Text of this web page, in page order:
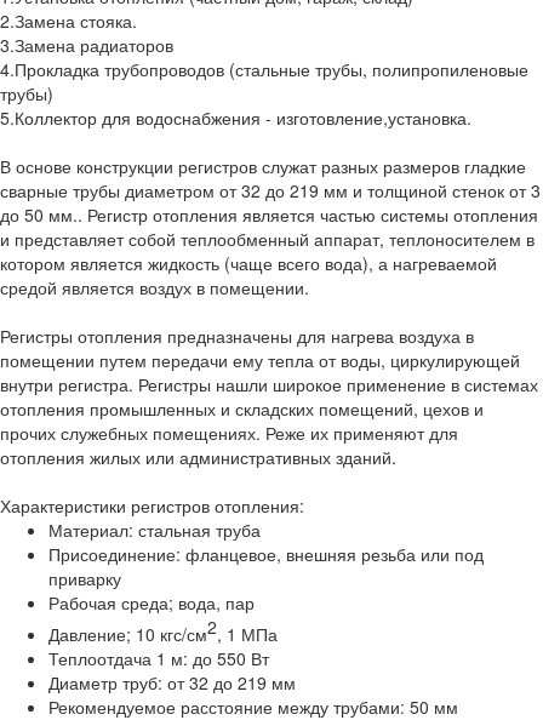
2.Замена стояка.
3.Замена радиаторов
4.Прокладка трубопроводов (стальные трубы, полипропиленовые
трубы)
5.Коллектор для водоснабжения - изготовление,установка.
В основе конструкции регистров служат разных размеров гладкие
сварные трубы диаметром от 32 до 219 мм и толщиной стенок от 3
до 50 мм.. Регистр отопления является частью системы отопления
и представляет собой теплообменный аппарат, теплоносителем в
котором является жидкость (чаще всего вода), а нагреваемой
средой является воздух в помещении.
Регистры отопления предназначены для нагрева воздуха в
помещении путем передачи ему тепла от воды, циркулирующей
внутри регистра. Регистры нашли широкое применение в системах
отопления промышленных и складских помещений, цехов и
прочих служебных помещениях. Реже их применяют для
отопления жилых или административных зданий.
Характеристики регистров отопления:
Материал: стальная труба
Присоединение: фланцевое, внешняя резьба или под
приварку
Рабочая среда; вода, пар
Давление; 10 кгс/см2, 1 МПа
Теплоотдача 1 м: до 550 Вт
Диаметр труб: от 32 до 219 мм
Рекомендуемое расстояние между трубами: 50 мм